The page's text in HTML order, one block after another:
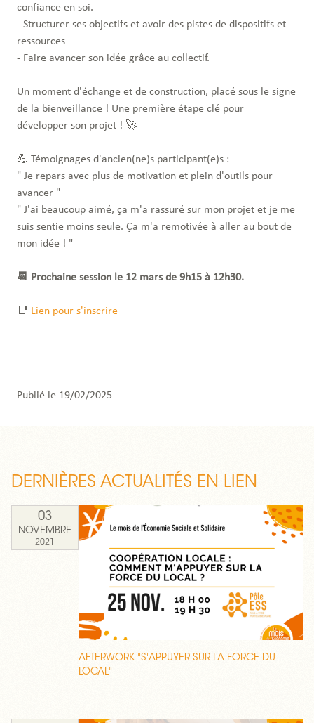
confiance en soi.
- Structurer ses objectifs et avoir des pistes de dispositifs et
ressources
- Faire avancer son idée grâce au collectif.
Un moment d'échange et de construction, placé sous le signe
de la bienveillance ! Une première étape clé pour
développer son projet ! 🚀
💪 Témoignages d'ancien(ne)s participant(e)s :
" Je repars avec plus de motivation et plein d'outils pour
avancer "
" J'ai beaucoup aimé, ça m'a rassuré sur mon projet et je me
suis sentie moins seule. Ça m'a remotivée à aller au bout de
mon idée ! "
📆 Prochaine session le 12 mars de 9h15 à 12h30.
📑 Lien pour s'inscrire
Publié le 19/02/2025
DERNIÈRES ACTUALITÉS EN LIEN
03
NOVEMBRE
2021
AFTERWORK "S'APPUYER SUR LA FORCE DU
LOCAL"